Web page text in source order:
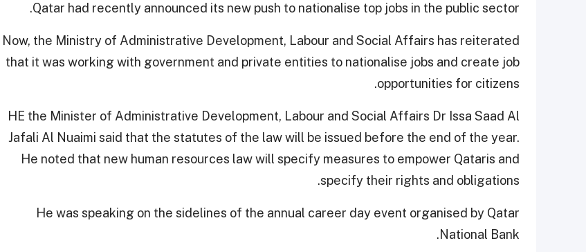
Qatar had recently announced its new push to nationalise top jobs in the public sector.
Now, the Ministry of Administrative Development, Labour and Social Affairs has reiterated
that it was working with government and private entities to nationalise jobs and create job
opportunities for citizens.
HE the Minister of Administrative Development, Labour and Social Affairs Dr Issa Saad Al
Jafali Al Nuaimi said that the statutes of the law will be issued before the end of the year.
He noted that new human resources law will specify measures to empower Qataris and
specify their rights and obligations.
He was speaking on the sidelines of the annual career day event organised by Qatar
National Bank.